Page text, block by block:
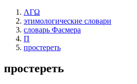
ΛΓΩ
этимологические словари
словарь Фасмера
П
простереть
простереть